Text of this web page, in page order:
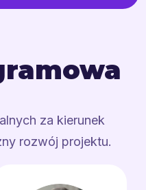
za kierunek
rozwój projektu.